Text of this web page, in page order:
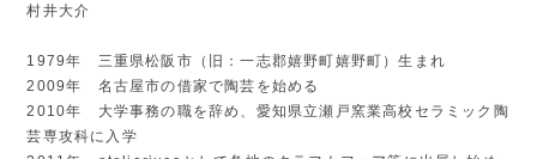
村井大介
1979年 三重県松阪市（旧：一志郡嬉野町嬉野町）生まれ
2009年 名古屋市の借家で陶芸を始める
2010年 大学事務の職を辞め、愛知県立瀬戸窯業高校セラミック陶
芸専攻科に入学